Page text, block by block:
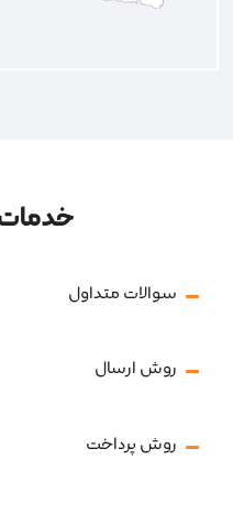
سوالات متداول
روش ارسال
روش پرداخت